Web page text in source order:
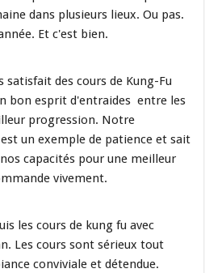
dans plusieurs lieux. Ou pas.
Et c'est bien.
satisfait des cours de Kung-Fu
bon esprit d'entraides  entre les
progression. Notre
un exemple de patience et sait
capacités pour une meilleur
vivement.
les cours de kung fu avec
Les cours sont sérieux tout
conviviale et détendue.